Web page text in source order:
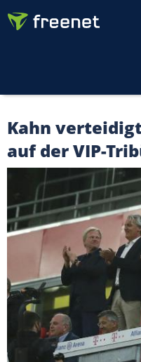
Kahn
auf der VIP-